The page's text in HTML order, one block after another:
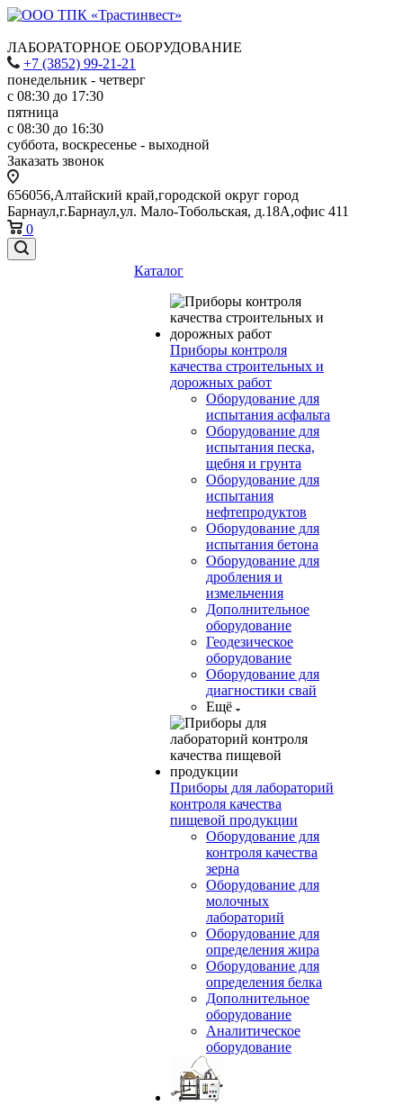
ЛАБОРАТОРНОЕ ОБОРУДОВАНИЕ
+7 (3852) 99-21-21
понедельник - четверг
с 08:30 до 17:30
пятница
с 08:30 до 16:30
суббота, воскресенье - выходной
Заказать звонок
656056,Алтайский край,городской округ город
Барнаул,г.Барнаул,ул. Мало-Тобольская, д.18А,офис 411
0
Каталог
Приборы контроля
качества строительных и
дорожных работ
Оборудование для
испытания асфальта
Оборудование для
испытания песка,
щебня и грунта
Оборудование для
испытания
нефтепродуктов
Оборудование для
испытания бетона
Оборудование для
дробления и
измельчения
Дополнительное
оборудование
Геодезическое
оборудование
Оборудование для
диагностики свай
Ещё
Приборы для лабораторий
контроля качества
пищевой продукции
Оборудование для
контроля качества
зерна
Оборудование для
молочных
лабораторий
Оборудование для
определения жира
Оборудование для
определения белка
Дополнительное
оборудование
Аналитическое
оборудование